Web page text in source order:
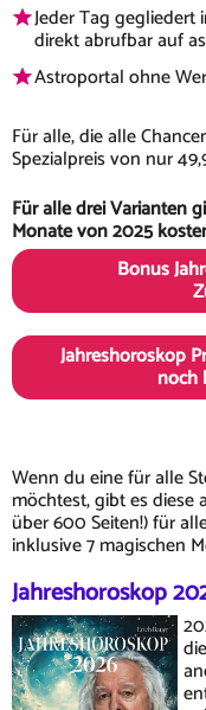
Jeder Tag
direkt abrufbar auf
Astroportal ohne
Für alle, die alle
Spezialpreis von nur
Für alle drei Varianten
Monate von 2025
Bonus
Jahreshoroskop
noch
Wenn du eine für alle
möchtest, gibt es
über 600 Seiten!) für
inklusive 7 magischen
Jahreshoroskop